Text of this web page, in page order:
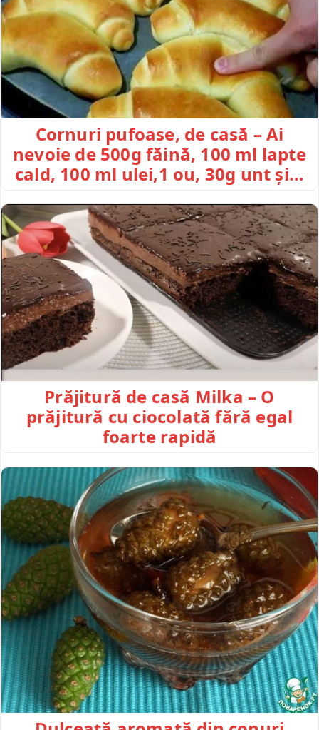
Cornuri pufoase, de casă – Ai
nevoie de 500g făină, 100 ml lapte
cald, 100 ml ulei,1 ou, 30g unt și…
Prăjitură de casă Milka – O
prăjitură cu ciocolată fără egal
foarte rapidă